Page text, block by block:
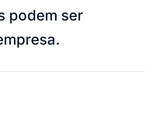
podem ser